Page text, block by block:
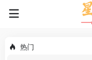
热门